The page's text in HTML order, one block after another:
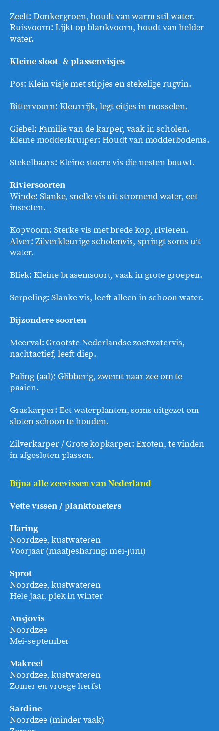
Zeelt: Donkergroen, houdt van warm stil water.
Ruisvoorn: Lijkt op blankvoorn, houdt van helder
water.
Kleine sloot- & plassenvisjes
Pos: Klein visje met stipjes en stekelige rugvin.
Bittervoorn: Kleurrijk, legt eitjes in mosselen.
Giebel: Familie van de karper, vaak in scholen.
Kleine modderkruiper: Houdt van modderbodems.
Stekelbaars: Kleine stoere vis die nesten bouwt.
Riviersoorten
Winde: Slanke, snelle vis uit stromend water, eet
insecten.
Kopvoorn: Sterke vis met brede kop, rivieren.
Alver: Zilverkleurige scholenvis, springt soms uit
water.
Bliek: Kleine brasemsoort, vaak in grote groepen.
Serpeling: Slanke vis, leeft alleen in schoon water.
Bijzondere soorten
Meerval: Grootste Nederlandse zoetwatervis,
nachtactief, leeft diep.
Paling (aal): Glibberig, zwemt naar zee om te
paaien.
Graskarper: Eet waterplanten, soms uitgezet om
sloten schoon te houden.
Zilverkarper / Grote kopkarper: Exoten, te vinden
in afgesloten plassen.
Bijna alle zeevissen van Nederland
Vette vissen / planktoneters
Haring
Noordzee, kustwateren
Voorjaar (maatjesharing: mei-juni)
Sprot
Noordzee, kustwateren
Hele jaar, piek in winter
Ansjovis
Noordzee
Mei-september
Makreel
Noordzee, kustwateren
Zomer en vroege herfst
Sardine
Noordzee (minder vaak)